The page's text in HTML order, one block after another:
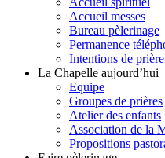
Accueil messes
Bureau pèlerinage
Permanence
Intentions de prière
La Chapelle aujourd’hui
Equipe
Groupes de prières
Atelier des enfants
Association de la
Propositions